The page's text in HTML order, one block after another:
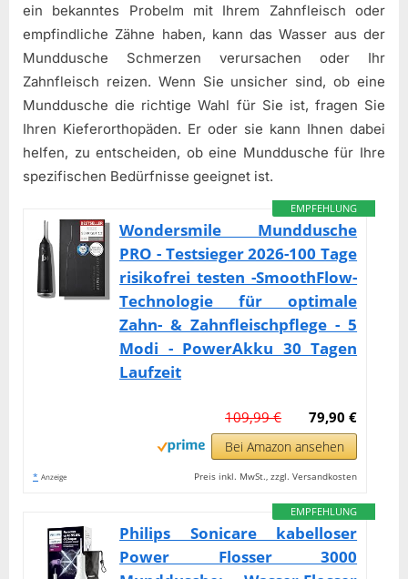
ein bekanntes Probelm mit Ihrem Zahnfleisch oder
empfindliche Zähne haben, kann das Wasser aus der
Munddusche Schmerzen verursachen oder Ihr
Zahnfleisch reizen. Wenn Sie unsicher sind, ob eine
Munddusche die richtige Wahl für Sie ist, fragen Sie
Ihren Kieferorthopäden. Er oder sie kann Ihnen dabei
helfen, zu entscheiden, ob eine Munddusche für Ihre
spezifischen Bedürfnisse geeignet ist.
EMPFEHLUNG
Wondersmile Munddusche
PRO - Testsieger 2026-100 Tage
risikofrei testen -SmoothFlow-
Technologie für optimale
Zahn- & Zahnfleischpflege - 5
Modi - PowerAkku 30 Tagen
Laufzeit
79,90 €
109,99 €
Bei Amazon ansehen
* Anzeige Preis inkl. MwSt., zzgl. Versandkosten
EMPFEHLUNG
Philips Sonicare kabelloser
Power Flosser 3000